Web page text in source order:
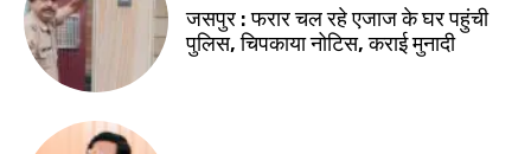
जसपुर : फरार चल रहे एजाज के घर पहुंची
पुलिस, चिपकाया नोटिस, कराई मुनादी